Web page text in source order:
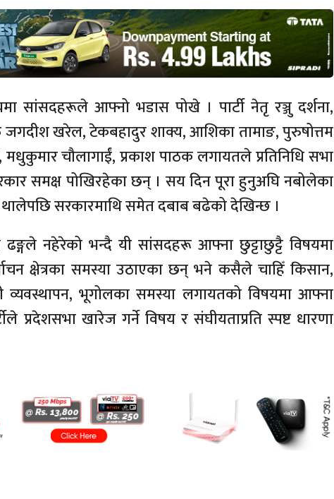
सांसदहरूले आफ्नो भडास पोखे । पार्टी नेतृ रञ्जु दर्शना,
खरेल, टेकबहादुर शाक्य, आशिका तामाङ, पुरुषोत्तम
चौलागाईं, प्रकाश पाठक लगायतले प्रतिनिधि सभा
समक्ष पोखिरहेका छन् । सय दिन पूरा हुनुअघि नबोलेका
थालेपछि सरकारमाथि समेत दबाब बढेको देखिन्छ ।
ढङ्गले नहेरेको भन्दै यी सांसदहरू आफ्ना छुट्टाछुट्टै विषयमा
क्षेत्रका समस्या उठाएका छन् भने कसैले चाहिँ किसान,
भूगोलका समस्या लगायतको विषयमा आफ्ना
प्रदेशसभा खारेज गर्ने विषय र संघीयताप्रति स्पष्ट धारणा